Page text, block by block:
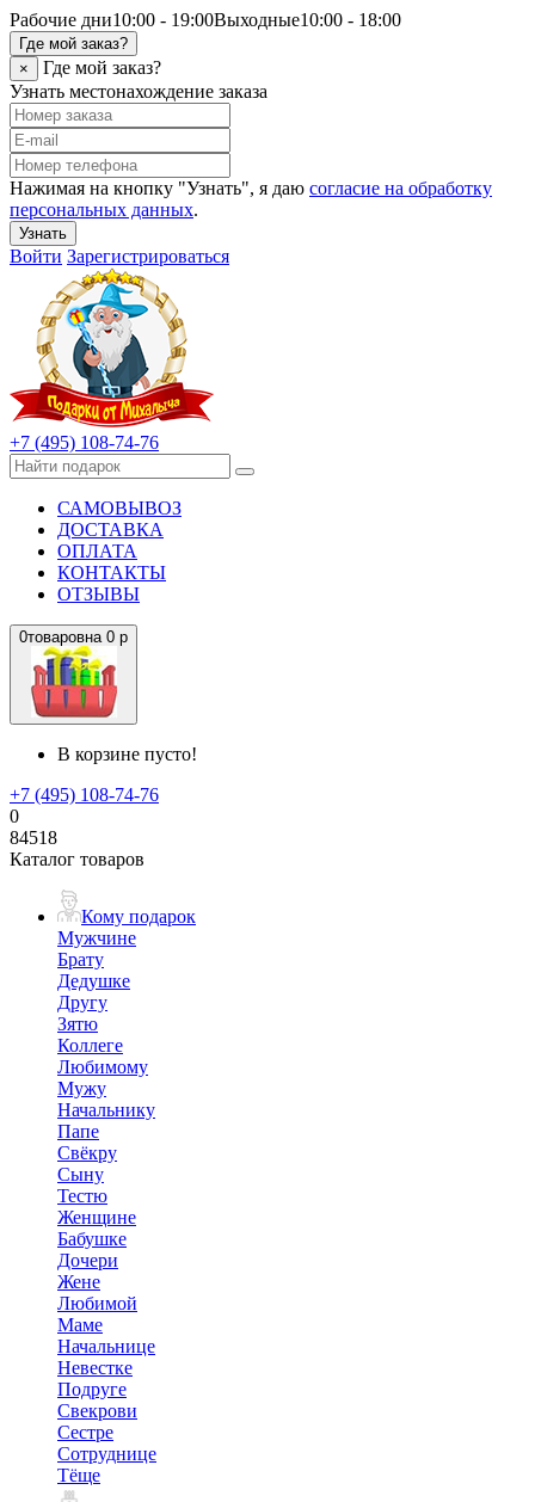
Рабочие дни10:00 - 19:00Выходные10:00 - 18:00
Где мой заказ?
×
Где мой заказ?
Узнать местонахождение заказа
Нажимая на кнопку "Узнать", я даю согласие на обработку
персональных данных.
Узнать
Войти Зарегистрироваться
+7 (495) 108-74-76
САМОВЫВОЗ
ДОСТАВКА
ОПЛАТА
КОНТАКТЫ
ОТЗЫВЫ
0товаровна 0 р
В корзине пусто!
+7 (495) 108-74-76
0
84518
Каталог товаров
Кому подарок
Мужчине
Брату
Дедушке
Другу
Зятю
Коллеге
Любимому
Мужу
Начальнику
Папе
Свёкру
Сыну
Тестю
Женщине
Бабушке
Дочери
Жене
Любимой
Маме
Начальнице
Невестке
Подруге
Свекрови
Сестре
Сотруднице
Тёще